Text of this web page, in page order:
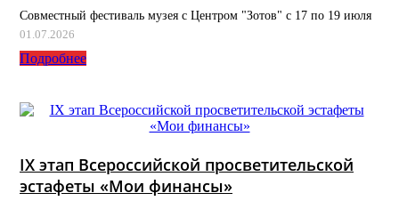
Совместный фестиваль музея с Центром "Зотов" с 17 по 19 июля
01.07.2026
Подробнее
IX этап Всероссийской просветительской
эстафеты «Мои финансы»